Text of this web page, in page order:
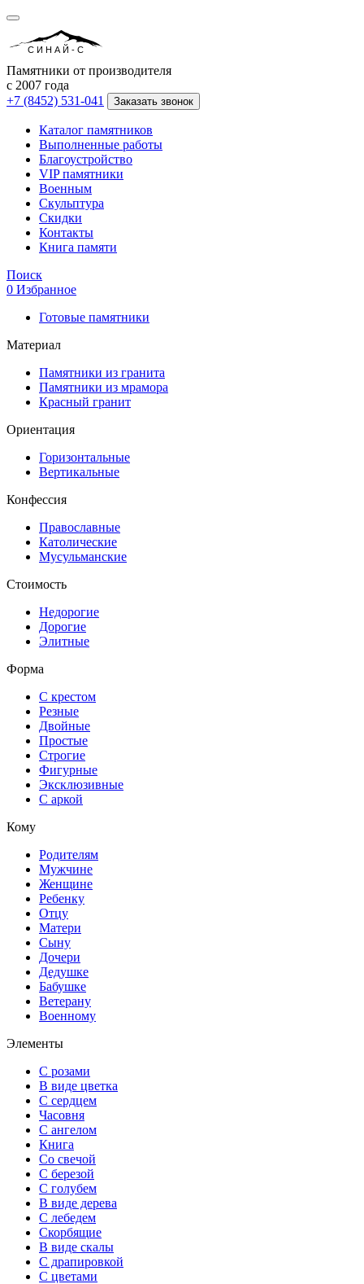
СИНАЙ-С
Памятники от производителя
с 2007 года
+7 (8452) 531-041
Заказать звонок
Каталог памятников
Выполненные работы
Благоустройство
VIP памятники
Военным
Скульптура
Скидки
Контакты
Книга памяти
Поиск
0 Избранное
Готовые памятники
Материал
Памятники из гранита
Памятники из мрамора
Красный гранит
Ориентация
Горизонтальные
Вертикальные
Конфессия
Православные
Католические
Мусульманские
Стоимость
Недорогие
Дорогие
Элитные
Форма
С крестом
Резные
Двойные
Простые
Строгие
Фигурные
Эксклюзивные
С аркой
Кому
Родителям
Мужчине
Женщине
Ребенку
Отцу
Матери
Сыну
Дочери
Дедушке
Бабушке
Ветерану
Военному
Элементы
С розами
В виде цветка
С сердцем
Часовня
С ангелом
Книга
Со свечой
С березой
С голубем
В виде дерева
С лебедем
Скорбящие
В виде скалы
С драпировкой
С цветами